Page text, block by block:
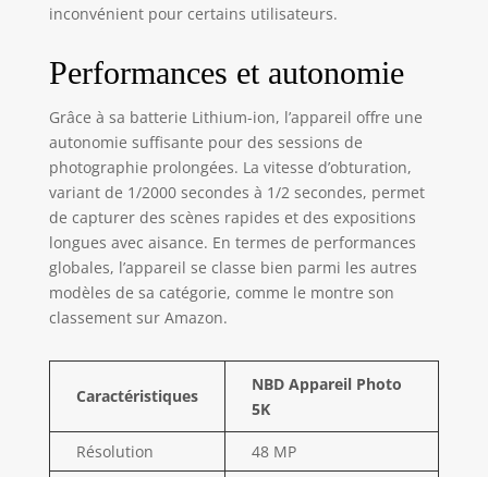
inconvénient pour certains utilisateurs.
Performances et autonomie
Grâce à sa batterie Lithium-ion, l’appareil offre une
autonomie suffisante pour des sessions de
photographie prolongées. La vitesse d’obturation,
variant de 1/2000 secondes à 1/2 secondes, permet
de capturer des scènes rapides et des expositions
longues avec aisance. En termes de performances
globales, l’appareil se classe bien parmi les autres
modèles de sa catégorie, comme le montre son
classement sur Amazon.
Caractéristiques
NBD Appareil Photo
5K
Résolution 48 MP